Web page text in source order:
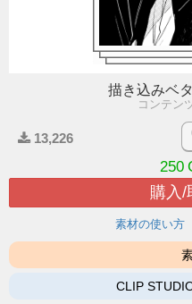
描き込みベ
コンテン
13,226
250
購入/
素材の使い方
CLIP